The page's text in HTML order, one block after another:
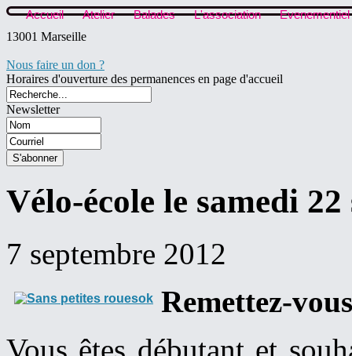
Accueil Atelier Balades L'association
Evenementiel
13001 Marseille
Nous faire un don ?
Horaires d'ouverture des permanences en page d'accueil
Newsletter
Vélo-école le samedi
7 septembre 2012
Remettez-